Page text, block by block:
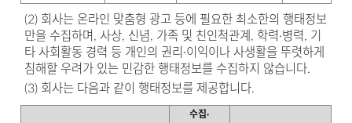
(2) 회사는 온라인 맞춤형 광고 등에 필요한 최소한의 행태정보
만을 수집하며, 사상, 신념, 가족 및 친인척관계, 학력·병력, 기
타 사회활동 경력 등 개인의 권리·이익이나 사생활을 뚜렷하게
침해할 우려가 있는 민감한 행태정보를 수집하지 않습니다.
(3) 회사는 다음과 같이 행태정보를 제공합니다.
수집·